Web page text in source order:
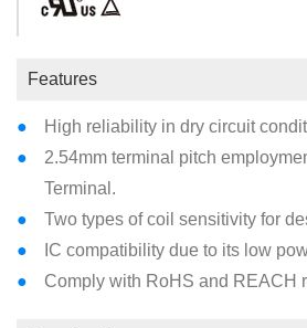
Features
High reliability in dry circuit
2.54mm terminal pitch
Terminal.
Two types of coil sensitivity for
IC compatibility due to its low
Comply with RoHS and REACH